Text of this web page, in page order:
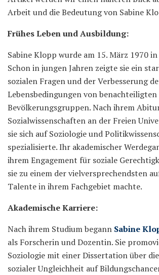
Arbeit und die Bedeutung von Sabine
Frühes Leben und Ausbildung:
Sabine Klopp wurde am 15. März 1970
Schon in jungen Jahren zeigte sie ein
sozialen Fragen und der Verbesserung
Lebensbedingungen von benachteiligten
Bevölkerungsgruppen. Nach ihrem
Sozialwissenschaften an der Freien
sie sich auf Soziologie und
spezialisierte. Ihr akademischer
ihrem Engagement für soziale
sie zu einem der vielversprechendsten
Talente in ihrem Fachgebiet machte.
Akademische Karriere:
Nach ihrem Studium begann Sabine
als Forscherin und Dozentin. Sie
Soziologie mit einer Dissertation über
sozialer Ungleichheit auf